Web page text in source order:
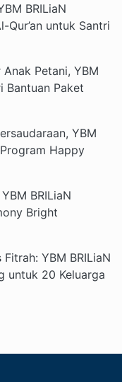
BRILiaN
untuk Santri
Petani, YBM
Bantuan Paket
YBM
Happy
BRILiaN
Bright
YBM BRILiaN
untuk 20 Keluarga